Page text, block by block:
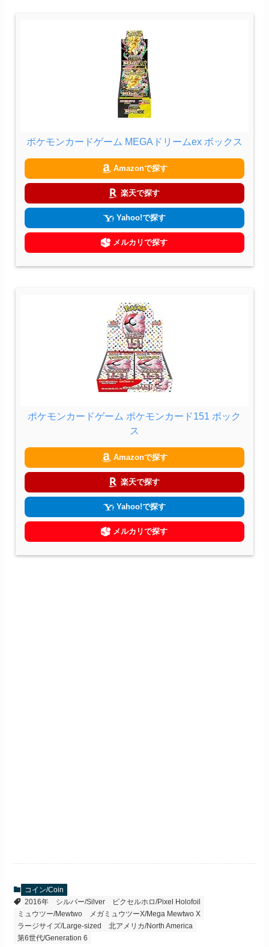
ポケモンカードゲーム MEGAドリームex ボックス
Amazonで探す
楽天で探す
Yahoo!で探す
メルカリで探す
ポケモンカードゲーム ポケモンカード151 ボック
ス
Amazonで探す
楽天で探す
Yahoo!で探す
メルカリで探す
コイン/Coin
2016年
シルバー/Silver
ピクセルホロ/Pixel Holofoil
ミュウツー/Mewtwo
メガミュウツーX/Mega Mewtwo X
ラージサイズ/Large-sized
北アメリカ/North America
第6世代/Generation 6